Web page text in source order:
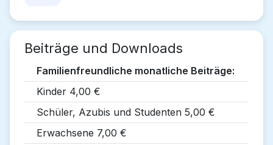
Beiträge und Downloads
Familienfreundliche monatliche Beiträge:
Kinder 4,00 €
Schüler, Azubis und Studenten 5,00 €
Erwachsene 7,00 €